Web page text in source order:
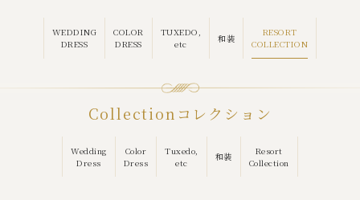
WEDDING
DRESS
COLOR
DRESS
TUXEDO,
etc
和装
RESORT
COLLECTION
Collection コレクション
Wedding
Dress
Color
Dress
Tuxedo,
etc
和装
Resort
Collection